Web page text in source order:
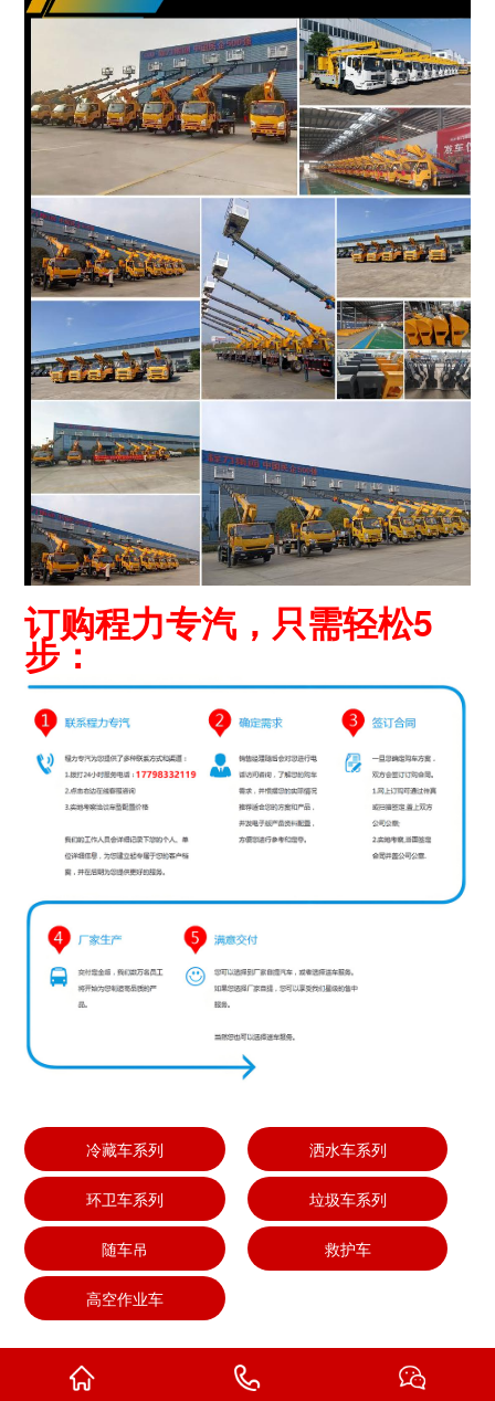
订购程力专汽，只需轻松5
步：
冷藏车系列 洒水车系列
环卫车系列 垃圾车系列
随车吊 救护车
高空作业车